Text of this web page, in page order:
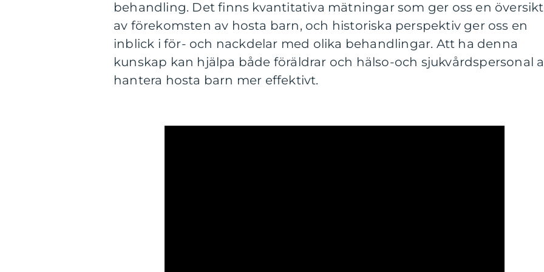
behandling. Det finns kvantitativa mätningar som ger oss en översikt
av förekomsten av hosta barn, och historiska perspektiv ger oss en
inblick i för- och nackdelar med olika behandlingar. Att ha denna
kunskap kan hjälpa både föräldrar och hälso-och sjukvårdspersonal
hantera hosta barn mer effektivt.